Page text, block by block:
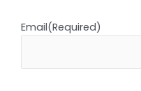
Email(Required)